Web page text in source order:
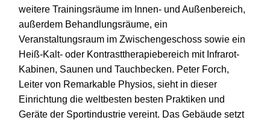
weitere Trainingsräume im Innen- und Außenbereich,
außerdem Behandlungsräume, ein
Veranstaltungsraum im Zwischengeschoss sowie ein
Heiß-Kalt- oder Kontrasttherapiebereich mit Infrarot-
Kabinen, Saunen und Tauchbecken. Peter Forch,
Leiter von Remarkable Physios, sieht in dieser
Einrichtung die weltbesten besten Praktiken und
Geräte der Sportindustrie vereint. Das Gebäude setzt